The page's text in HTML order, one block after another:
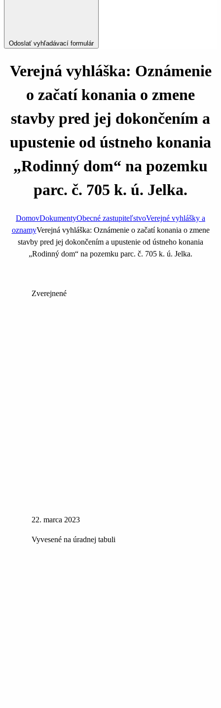
Odoslať vyhľadávací formulár
Verejná vyhláška: Oznámenie
o začatí konania o zmene
stavby pred jej dokončením a
upustenie od ústneho konania
„Rodinný dom“ na pozemku
parc. č. 705 k. ú. Jelka.
DomovDokumentyObecné zastupiteľstvoVerejné vyhlášky a
oznamyVerejná vyhláška: Oznámenie o začatí konania o zmene
stavby pred jej dokončením a upustenie od ústneho konania
„Rodinný dom“ na pozemku parc. č. 705 k. ú. Jelka.
Zverejnené
22. marca 2023
Vyvesené na úradnej tabuli